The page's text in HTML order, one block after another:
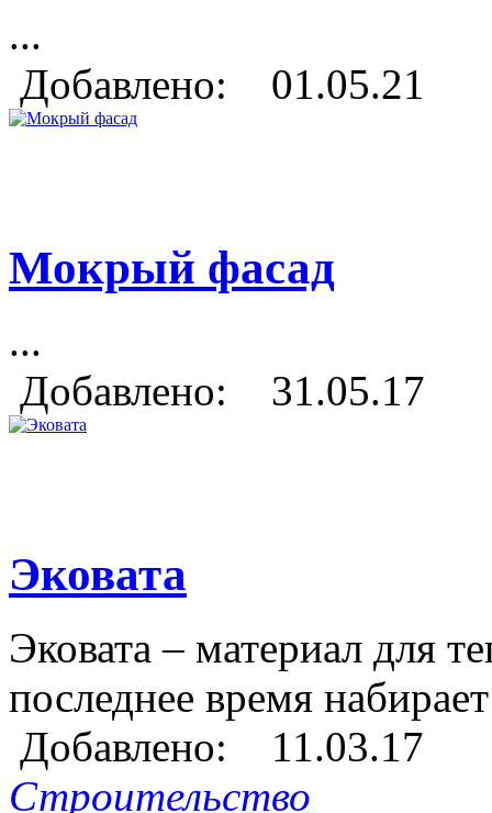
...
Добавлено: 01.05.21
Мокрый фасад
...
Добавлено: 31.05.17
Эковата
Эковата – материал для
последнее время
Добавлено: 11.03.17
Строительство